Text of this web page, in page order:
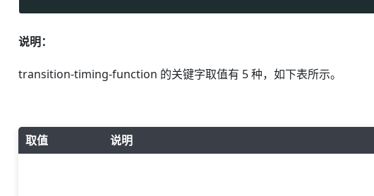
说明：
transition-timing-function 的关键字取值有 5 种，如下表所示。
取值
说明